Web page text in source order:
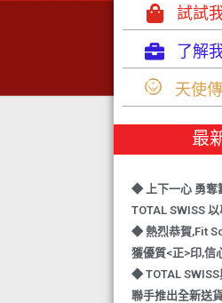
試試
了解
天使
最
學院 3項殊榮
獎,中銀香港環保
健康飲品品牌大
◆ 上下一心 勇奪
TOTAL SWISS
◆ 熱烈恭賀,Fit
獲優質<正>印,信
◆ TOTAL
聯手推出全新送